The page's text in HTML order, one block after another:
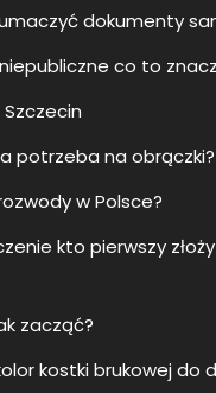
dokumenty
co to
Szczecin
potrzeba na obrączki?
w Polsce?
kto pierwszy
zacząć?
kostki brukowej do